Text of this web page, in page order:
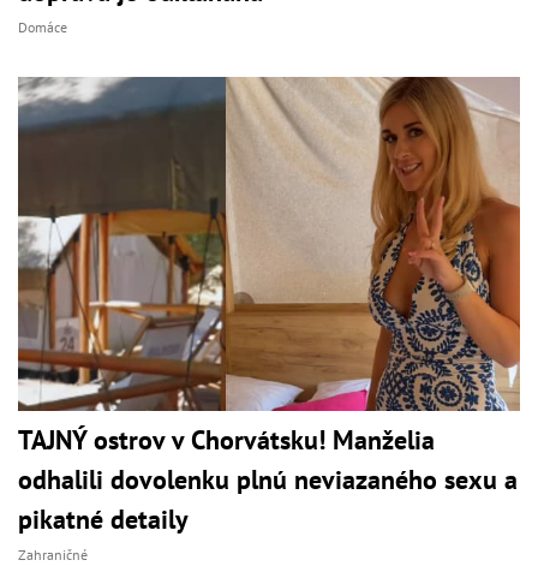
Domáce
TAJNÝ ostrov v Chorvátsku! Manželia
odhalili dovolenku plnú neviazaného sexu a
pikatné detaily
Zahraničné